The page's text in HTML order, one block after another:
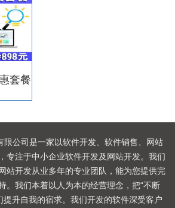
套餐
公司是一家以软件开发、软件销售、网站
专注于中小企业软件开发及网站开发。我们
站开发从业多年的专业团队，能为您提供完
。我们本着以人为本的经营理念，把“不断
提升自我的宿求。我们开发的软件深受客户